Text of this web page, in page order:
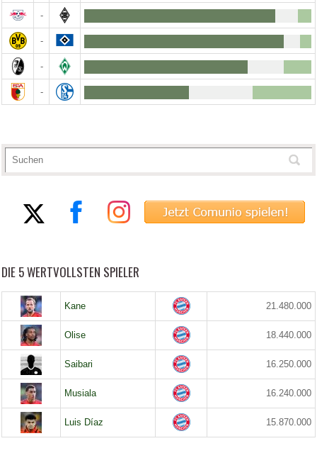
-
-
-
-
DIE 5 WERTVOLLSTEN SPIELER
Kane 21.480.000
Olise 18.440.000
Saibari 16.250.000
Musiala 16.240.000
Luis Díaz 15.870.000